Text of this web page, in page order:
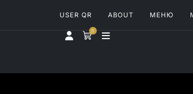
0
USER QR ABOUT МЕНЮ